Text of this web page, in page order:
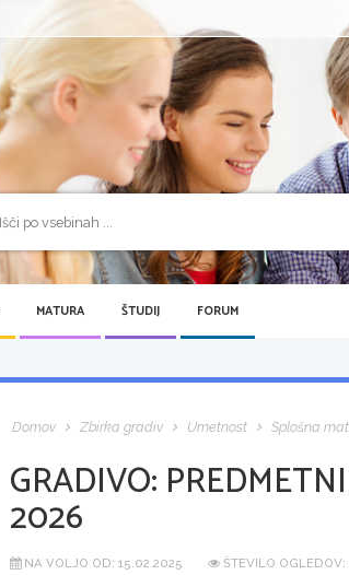
MATURA ŠTUDIJ FORUM
Domov Zbirka gradiv Umetnost Splošna
GRADIVO:
2026
NA VOLJO OD: 15.02.2025 ŠTEVILO OGLEDOV: